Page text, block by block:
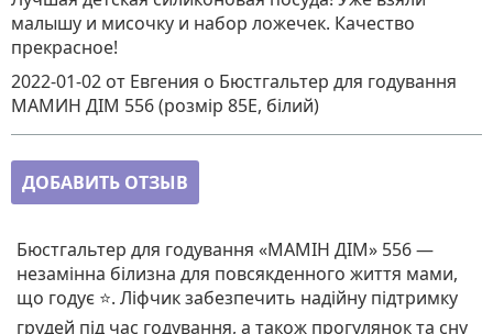
малышу и мисочку и набор ложечек. Качество
прекрасное!
2022-01-02 от Евгения о Бюстгальтер для годування
МАМИН ДІМ 556 (розмір 85E, білий)
ДОБАВИТЬ ОТЗЫВ
Бюстгальтер для годування «МАМІН ДІМ» 556 —
незамінна білизна для повсякденного життя мами,
що годує ⭐. Ліфчик забезпечить надійну підтримку
грудей під час годування, а також прогулянок та сну